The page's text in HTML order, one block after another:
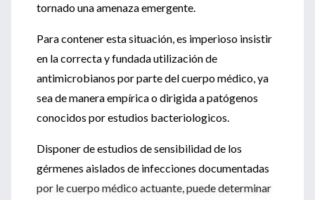
tornado una amenaza emergente.
Para contener esta situación, es imperioso insistir
en la correcta y fundada utilización de
antimicrobianos por parte del cuerpo médico, ya
sea de manera empírica o dirigida a patógenos
conocidos por estudios bacteriologicos.
Disponer de estudios de sensibilidad de los
gérmenes aislados de infecciones documentadas
por le cuerpo médico actuante, puede determinar